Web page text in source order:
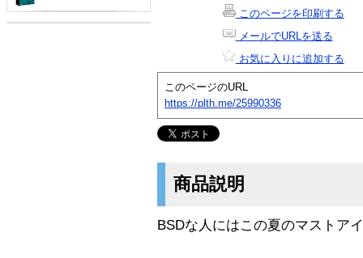
このページを印刷する
メールでURLを送る
お気に入りに追加する
このページのURL
https://plth.me/25990336
商品説明
BSDな人にはこの夏のマストア